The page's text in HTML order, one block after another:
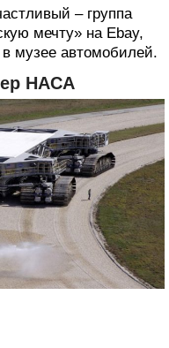
– группа
мечту» на Еbay,
музее автомобилей.
НАСА